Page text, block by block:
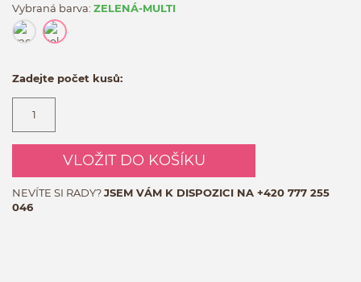
Vybraná barva: ZELENÁ-MULTI
Zadejte počet kusů:
VLOŽIT DO KOŠÍKU
NEVÍTE SI RADY?JSEM VÁM K DISPOZICI NA +420 777 255
046